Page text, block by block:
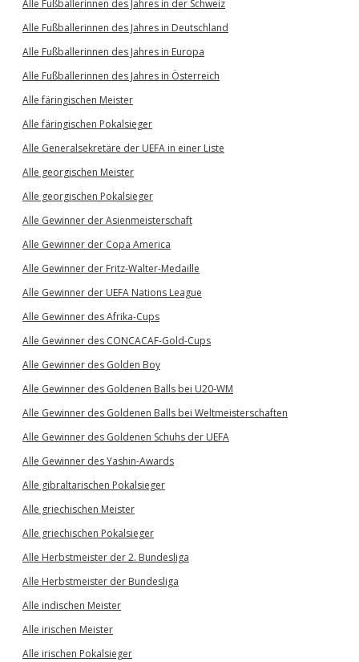
Alle Fußballerinnen des Jahres in der Schweiz
Alle Fußballerinnen des Jahres in Deutschland
Alle Fußballerinnen des Jahres in Europa
Alle Fußballerinnen des Jahres in Österreich
Alle färingischen Meister
Alle färingischen Pokalsieger
Alle Generalsekretäre der UEFA in einer Liste
Alle georgischen Meister
Alle georgischen Pokalsieger
Alle Gewinner der Asienmeisterschaft
Alle Gewinner der Copa America
Alle Gewinner der Fritz-Walter-Medaille
Alle Gewinner der UEFA Nations League
Alle Gewinner des Afrika-Cups
Alle Gewinner des CONCACAF-Gold-Cups
Alle Gewinner des Golden Boy
Alle Gewinner des Goldenen Balls bei U20-WM
Alle Gewinner des Goldenen Balls bei Weltmeisterschaften
Alle Gewinner des Goldenen Schuhs der UEFA
Alle Gewinner des Yashin-Awards
Alle gibraltarischen Pokalsieger
Alle griechischen Meister
Alle griechischen Pokalsieger
Alle Herbstmeister der 2. Bundesliga
Alle Herbstmeister der Bundesliga
Alle indischen Meister
Alle irischen Meister
Alle irischen Pokalsieger